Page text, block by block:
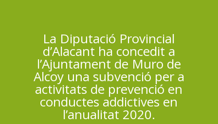
La Diputació Provincial
d’Alacant ha concedit a
l’Ajuntament de Muro de
Alcoy una subvenció per a
activitats de prevenció en
conductes addictives en
l’anualitat 2020.